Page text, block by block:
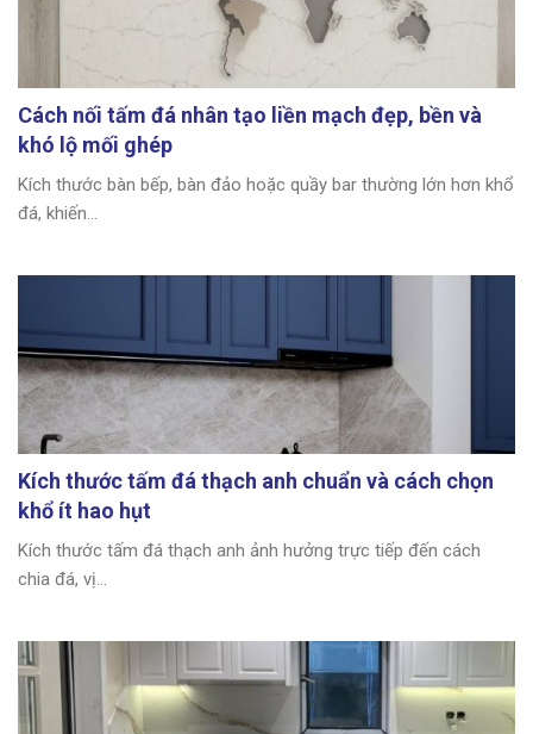
Cách nối tấm đá nhân tạo liền mạch đẹp, bền và
khó lộ mối ghép
Kích thước bàn bếp, bàn đảo hoặc quầy bar thường lớn hơn khổ
đá, khiến...
Kích thước tấm đá thạch anh chuẩn và cách chọn
khổ ít hao hụt
Kích thước tấm đá thạch anh ảnh hưởng trực tiếp đến cách
chia đá, vị...